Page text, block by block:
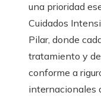
una prioridad
Cuidados
Pilar, donde
tratamiento y
conforme a
internacionales